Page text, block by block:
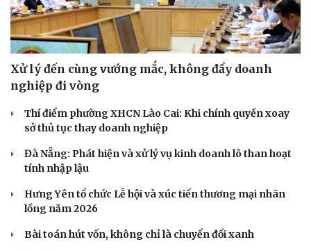
Du lịch
Săn Tour
check-in
Đọc truyện đêm khuya
Hạt giống tâm hồn
Xử lý đến cùng vướng mắc, không đẩy doanh
nghiệp đi vòng
Thí điểm phường XHCN Lào Cai: Khi chính quyền xoay
sở thủ tục thay doanh nghiệp
Đà Nẵng: Phát hiện và xử lý vụ kinh doanh lô than hoạt
tính nhập lậu
Hưng Yên tổ chức Lễ hội và xúc tiến thương mại nhãn
lồng năm 2026
Bài toán hút vốn, không chỉ là chuyển đổi xanh